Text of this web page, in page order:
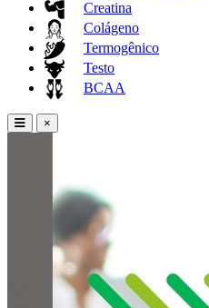
Creatina
Colágeno
Termogênico
Testo
BCAA
×